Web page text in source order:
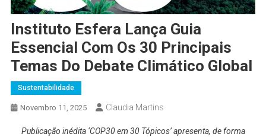
Instituto Esfera Lança Guia
Essencial Com Os 30 Principais
Temas Do Debate Climático Global
Sustentabilidade
Novembro 11, 2025 Claudia Martins
Publicação inédita ‘COP30 em 30 Tópicos’ apresenta, de forma